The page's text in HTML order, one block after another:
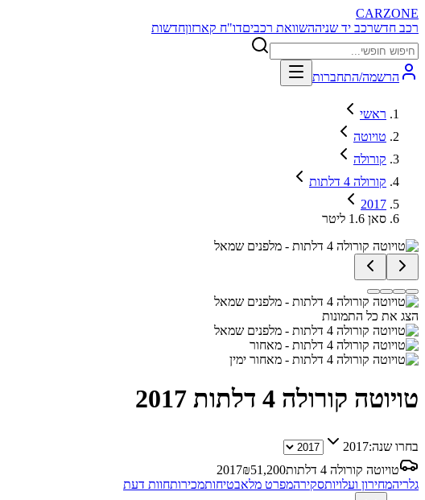
CARZONE
רכב חדשרכב יד שניההשוואת רכביםדו"ח קארזוןחדשות
הרשמה/התחברות
ראשי
טויוטה
קורולה
קורולה 4 דלתות
2017
סאן 1.6 ליטר
הצג את כל התמונות
טויוטה קורולה 4 דלתות 2017
בחרו שנה:2017
טויוטה קורולה 4 דלתות
2017₪51,200
גלריהמחירון ועלויותסקירהמפרט מלאבטיחותמכירותחוות דעת